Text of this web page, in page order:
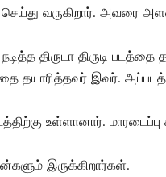
வருகிறார். அவரை
திருடா திருடி படத்தை
தயாரித்தவர் இவர்.
உள்ளானார்.
இருக்கிறார்கள்.